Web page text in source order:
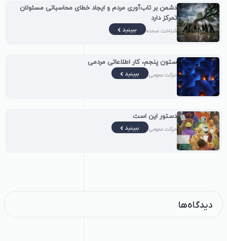
دشمن بر تاب‌آوری مردم و ایجاد خطای محاسباتی مسئولان
تمرکز دارد
شناخت صحنه ببینید
ستون پنجم، کار اطلاعاتی مردمی
حرکت عمومی ببینید
دستور این است
حرکت عمومی ببینید
دیدگاه‌ها